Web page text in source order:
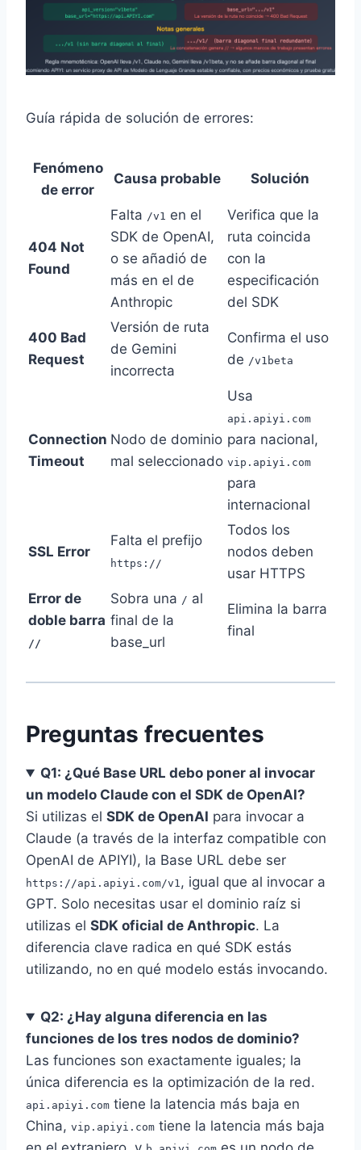
Guía rápida de solución de errores:
Fenómeno
de error
Causa probable Solución
404 Not
Found
Falta /v1 en el
SDK de OpenAI,
o se añadió de
más en el de
Anthropic
Verifica que la
ruta coincida
con la
especificación
del SDK
400 Bad
Request
Versión de ruta
de Gemini
incorrecta
Confirma el uso
de /v1beta
Connection
Timeout
Nodo de dominio
mal seleccionado
Usa
api.apiyi.com
para nacional,
vip.apiyi.com
para
internacional
SSL Error
Falta el prefijo
https://
Todos los
nodos deben
usar HTTPS
Error de
doble barra
//
Sobra una / al
final de la
base_url
Elimina la barra
final
Preguntas frecuentes
Q1: ¿Qué Base URL debo poner al invocar
un modelo Claude con el SDK de OpenAI?
Si utilizas el SDK de OpenAI para invocar a
Claude (a través de la interfaz compatible con
OpenAI de APIYI), la Base URL debe ser
https://api.apiyi.com/v1, igual que al invocar a
GPT. Solo necesitas usar el dominio raíz si
utilizas el SDK oficial de Anthropic. La
diferencia clave radica en qué SDK estás
utilizando, no en qué modelo estás invocando.
Q2: ¿Hay alguna diferencia en las
funciones de los tres nodos de dominio?
Las funciones son exactamente iguales; la
única diferencia es la optimización de la red.
api.apiyi.com tiene la latencia más baja en
China, vip.apiyi.com tiene la latencia más baja